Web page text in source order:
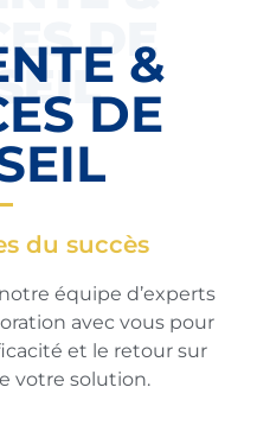
DE
&
DE
du succès
équipe d’experts
avec vous pour
et le retour sur
votre solution.